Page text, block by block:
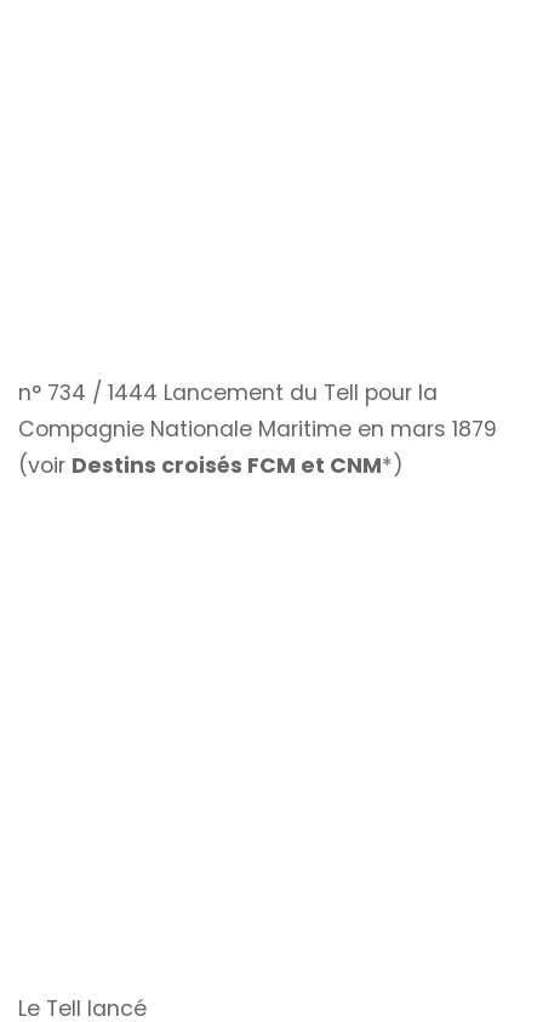
n° 734 / 1444 Lancement du Tell pour la
Compagnie Nationale Maritime en mars 1879
(voir Destins croisés FCM et CNM*)
Le Tell lancé